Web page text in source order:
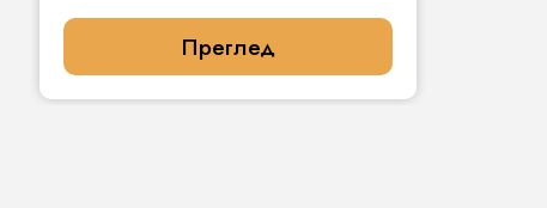
Преглед